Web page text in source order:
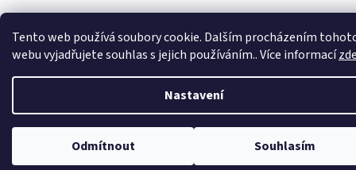
Tento web používá soubory cookie. Dalším procházením
webu vyjadřujete souhlas s jejich používáním.. Více informací
Nastavení
Odmítnout Souhlasím